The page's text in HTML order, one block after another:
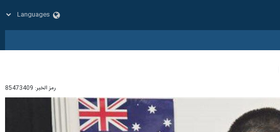
رمز الخبر: 85473409